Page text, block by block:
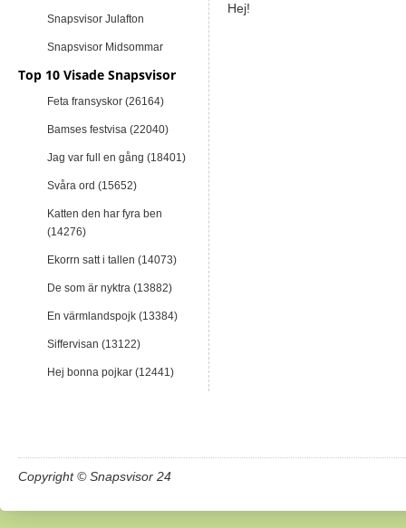
Snapsvisor Julafton
Snapsvisor Midsommar
Top 10 Visade Snapsvisor
Feta fransyskor (26164)
Bamses festvisa (22040)
Jag var full en gång (18401)
Svåra ord (15652)
Katten den har fyra ben
(14276)
Ekorrn satt i tallen (14073)
De som är nyktra (13882)
En värmlandspojk (13384)
Siffervisan (13122)
Hej bonna pojkar (12441)
Hej!
Copyright © Snapsvisor 24